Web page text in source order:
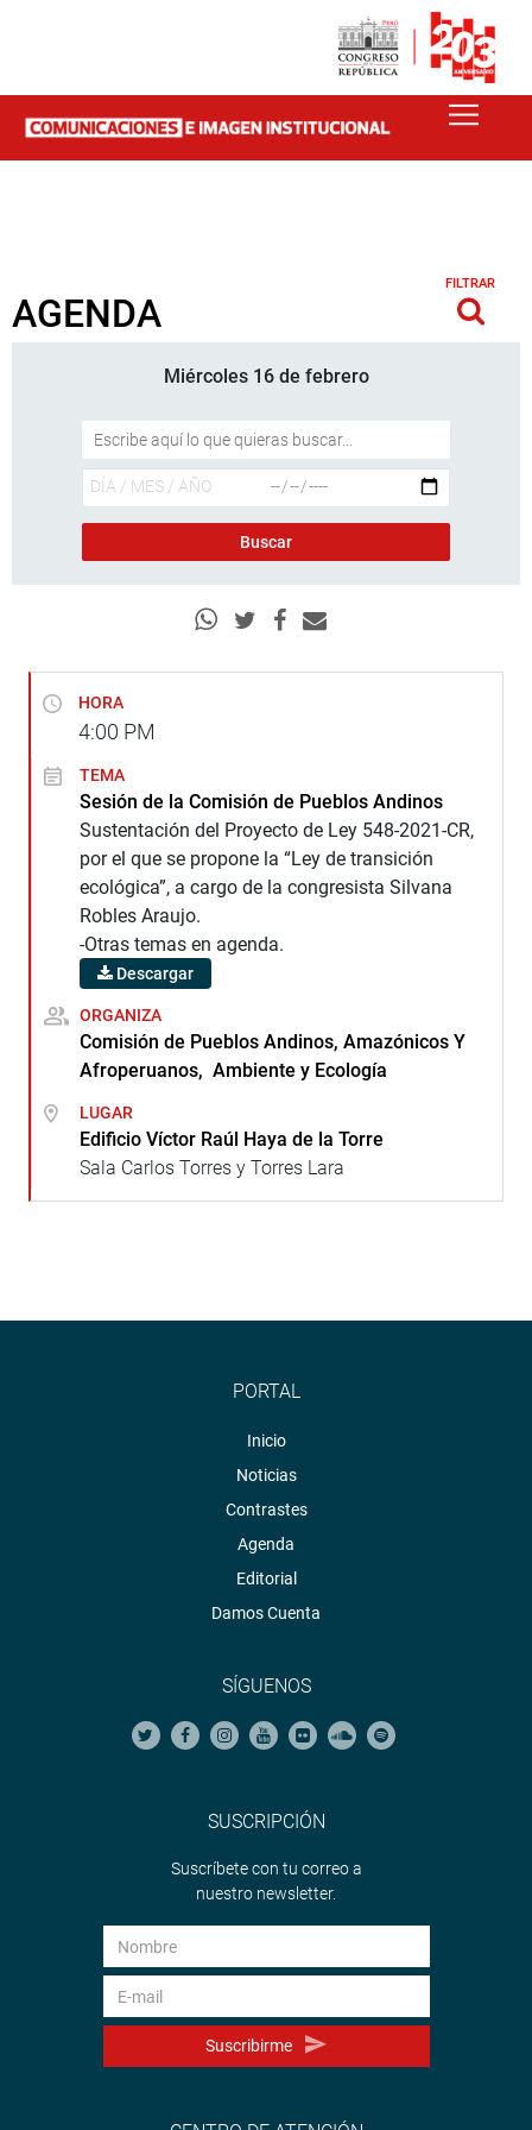
AGENDA
FILTRAR
Miércoles 16 de febrero
HORA
4:00 PM
TEMA
Sesión de la Comisión de Pueblos Andinos
Sustentación del Proyecto de Ley 548-2021-CR,
por el que se propone la “Ley de transición
ecológica”, a cargo de la congresista Silvana
Robles Araujo.
-Otras temas en agenda.
Descargar
ORGANIZA
Comisión de Pueblos Andinos, Amazónicos Y
Afroperuanos, Ambiente y Ecología
LUGAR
Edificio Víctor Raúl Haya de la Torre
Sala Carlos Torres y Torres Lara
PORTAL
Inicio
Noticias
Contrastes
Agenda
Editorial
Damos Cuenta
SÍGUENOS
SUSCRIPCIÓN
Suscríbete con tu correo a
nuestro newsletter.
Suscribirme